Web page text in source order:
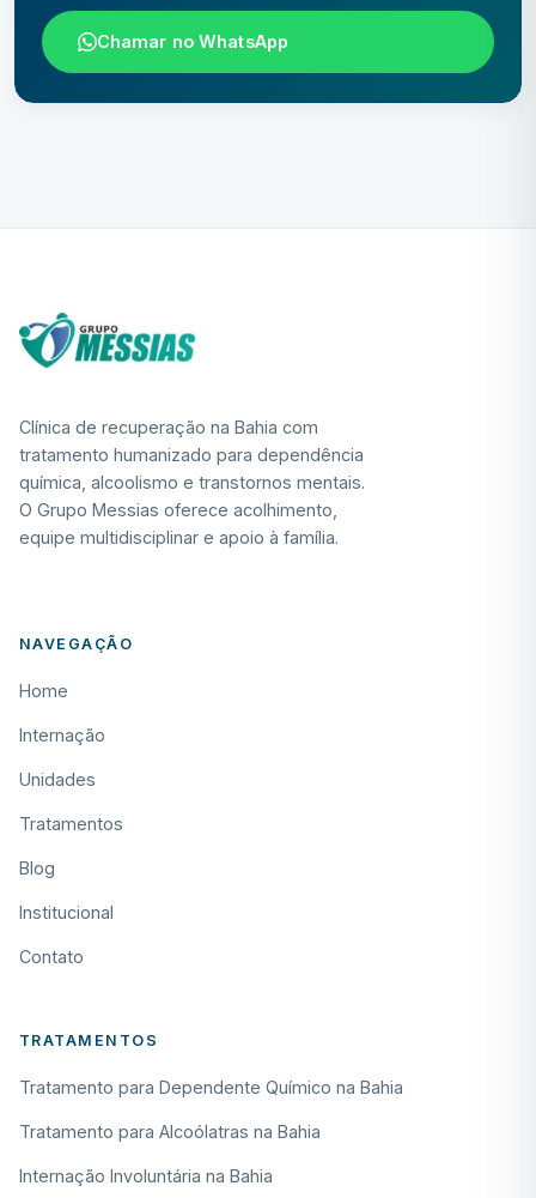
Chamar no WhatsApp
Clínica de recuperação na Bahia com
tratamento humanizado para dependência
química, alcoolismo e transtornos mentais.
O Grupo Messias oferece acolhimento,
equipe multidisciplinar e apoio à família.
NAVEGAÇÃO
Home
Internação
Unidades
Tratamentos
Blog
Institucional
Contato
TRATAMENTOS
Tratamento para Dependente Químico na Bahia
Tratamento para Alcoólatras na Bahia
Internação Involuntária na Bahia